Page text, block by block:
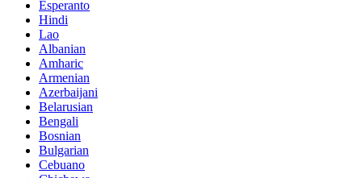
Esperanto
Hindi
Lao
Albanian
Amharic
Armenian
Azerbaijani
Belarusian
Bengali
Bosnian
Bulgarian
Cebuano